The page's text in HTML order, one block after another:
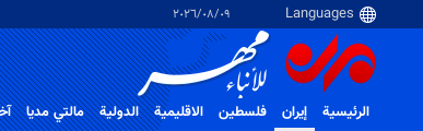
٠٩‏/٠٨‏/٢٠٢٦
الرئيسية
إيران
فلسطین الاقلیمیة الدولية مالتي مدیا